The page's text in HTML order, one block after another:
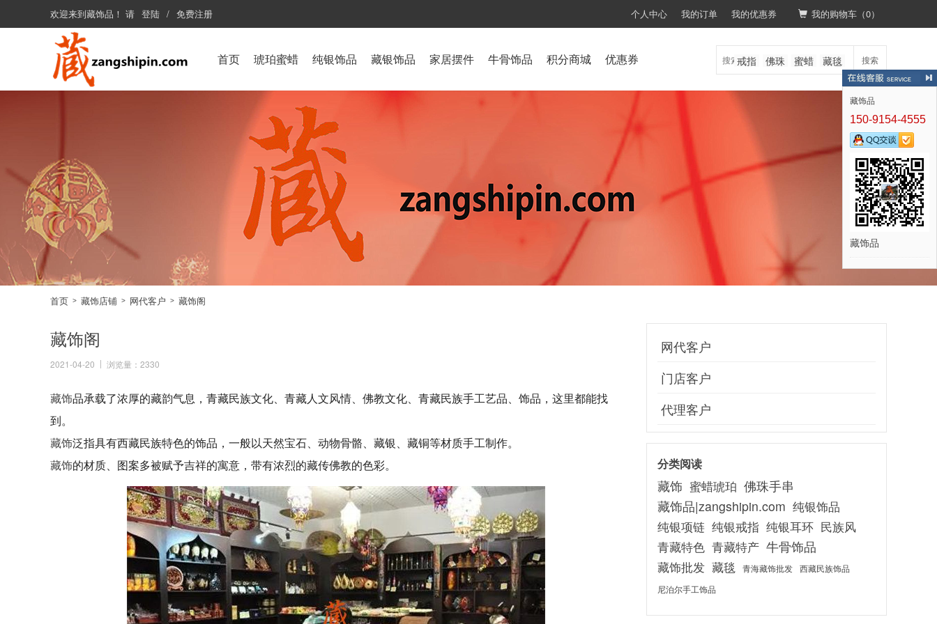
个人中心 我的订单 我的优惠券
欢迎来到藏饰品 ！ 请 登陆 / 免费注册 我的购物车（0）
首页 琥珀蜜蜡 纯银饰品 藏银饰品 家居摆件 牛骨饰品 积分商城 优惠券 搜索
戒指 佛珠 蜜蜡 藏毯
首页 > 藏饰店铺 > 网代客户 > 藏饰阁
藏饰阁
2021-04-20 浏览量：2330
藏饰品承载了浓厚的藏韵气息，青藏民族文化、青藏人文风情、佛教文化、青藏民族手工艺品、饰品，这里都能找
到。
藏饰泛指具有西藏民族特色的饰品，一般以天然宝石、动物骨骼、藏银、藏铜等材质手工制作。
藏饰的材质、图案多被赋予吉祥的寓意，带有浓烈的藏传佛教的色彩。
网代客户
门店客户
代理客户
分类阅读
藏饰 蜜蜡琥珀 佛珠手串
藏饰品|zangshipin.com 纯银饰品
纯银项链 纯银戒指 纯银耳环 民族风
青藏特色 青藏特产 牛骨饰品
藏饰批发 藏毯 青海藏饰批发 西藏民族饰品
尼泊尔手工饰品
藏饰品
150-9154-4555
藏饰品